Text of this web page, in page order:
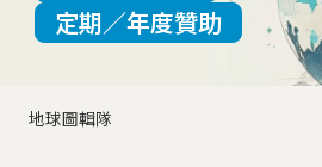
地球圖輯隊
定期／年度贊助